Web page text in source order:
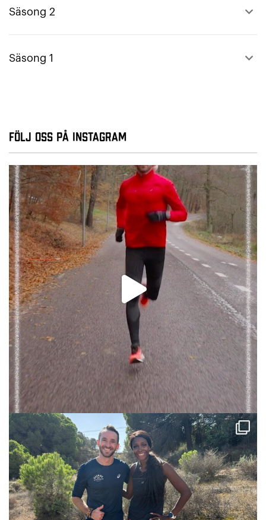
Säsong 2 keyboard_arrow_up
Säsong 1 keyboard_arrow_up
Följ oss på Instagram